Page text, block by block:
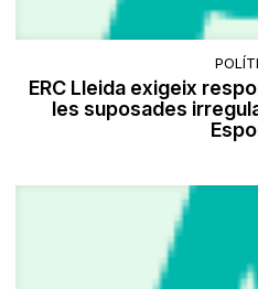
ERC Lleida exigeix
les suposades